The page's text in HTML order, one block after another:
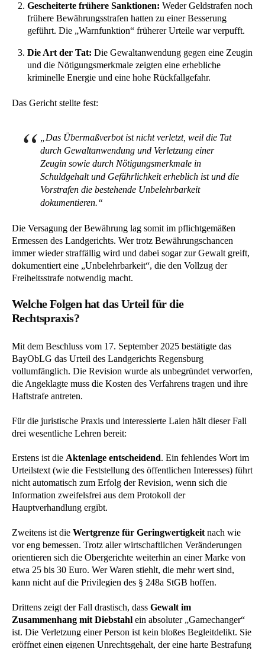
Gescheiterte frühere Sanktionen: Weder Geldstrafen noch
frühere Bewährungsstrafen hatten zu einer Besserung
geführt. Die „Warnfunktion“ früherer Urteile war verpufft.
Die Art der Tat: Die Gewaltanwendung gegen eine Zeugin
und die Nötigungsmerkmale zeigten eine erhebliche
kriminelle Energie und eine hohe Rückfallgefahr.
Das Gericht stellte fest:
„Das Übermaßverbot ist nicht verletzt, weil die Tat
durch Gewaltanwendung und Verletzung einer
Zeugin sowie durch Nötigungsmerkmale in
Schuldgehalt und Gefährlichkeit erheblich ist und die
Vorstrafen die bestehende Unbelehrbarkeit
dokumentieren.“
Die Versagung der Bewährung lag somit im pflichtgemäßen
Ermessen des Landgerichts. Wer trotz Bewährungschancen
immer wieder straffällig wird und dabei sogar zur Gewalt greift,
dokumentiert eine „Unbelehrbarkeit“, die den Vollzug der
Freiheitsstrafe notwendig macht.
Welche Folgen hat das Urteil für die
Rechtspraxis?
Mit dem Beschluss vom 17. September 2025 bestätigte das
BayObLG das Urteil des Landgerichts Regensburg
vollumfänglich. Die Revision wurde als unbegründet verworfen,
die Angeklagte muss die Kosten des Verfahrens tragen und ihre
Haftstrafe antreten.
Für die juristische Praxis und interessierte Laien hält dieser Fall
drei wesentliche Lehren bereit:
Erstens ist die Aktenlage entscheidend. Ein fehlendes Wort im
Urteilstext (wie die Feststellung des öffentlichen Interesses) führt
nicht automatisch zum Erfolg der Revision, wenn sich die
Information zweifelsfrei aus dem Protokoll der
Hauptverhandlung ergibt.
Zweitens ist die Wertgrenze für Geringwertigkeit nach wie
vor eng bemessen. Trotz aller wirtschaftlichen Veränderungen
orientieren sich die Obergerichte weiterhin an einer Marke von
etwa 25 bis 30 Euro. Wer Waren stiehlt, die mehr wert sind,
kann nicht auf die Privilegien des § 248a StGB hoffen.
Drittens zeigt der Fall drastisch, dass Gewalt im
Zusammenhang mit Diebstahl ein absoluter „Gamechanger“
ist. Die Verletzung einer Person ist kein bloßes Begleitdelikt. Sie
eröffnet einen eigenen Unrechtsgehalt, der eine harte Bestrafung